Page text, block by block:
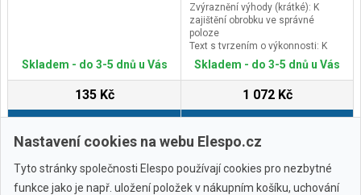
Skladem - do 3-5 dnů u Vás
135 Kč
Zvýraznění výhody (krátké): K
zajištění obrobku ve správné
poloze
Text s tvrzením o výkonnosti: K
zajištění obrobku ve správné
poloze
(Verze), klíčový důvod RTB: Nejsou
vhodné k použití jako běžné G-
svěrky, určeno pouze k instalaci
Text k produktu, příslušenství,
šedé: Dvojice šroubových svěrek k
FSN 70, FSN 140
Skladem - do 3-5 dnů u Vás
1 072 Kč
Nastavení cookies na webu Elespo.cz
Tyto stránky společnosti Elespo používají cookies pro nezbytné
funkce jako je např. uložení položek v nákupním košíku, uchování